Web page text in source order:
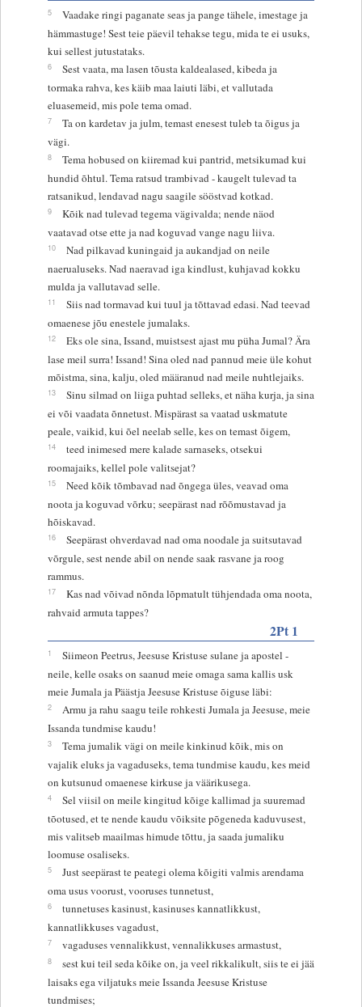
5
Vaadake ringi paganate seas ja pange tähele, imestage ja
hämmastuge! Sest teie päevil tehakse tegu, mida te ei usuks,
kui sellest jutustataks.
6
Sest vaata, ma lasen tõusta kaldealased, kibeda ja
tormaka rahva, kes käib maa laiuti läbi, et vallutada
eluasemeid, mis pole tema omad.
7
Ta on kardetav ja julm, temast enesest tuleb ta õigus ja
vägi.
8
Tema hobused on kiiremad kui pantrid, metsikumad kui
hundid õhtul. Tema ratsud trambivad - kaugelt tulevad ta
ratsanikud, lendavad nagu saagile sööstvad kotkad.
9
Kõik nad tulevad tegema vägivalda; nende näod
vaatavad otse ette ja nad koguvad vange nagu liiva.
10
Nad pilkavad kuningaid ja aukandjad on neile
naerualuseks. Nad naeravad iga kindlust, kuhjavad kokku
mulda ja vallutavad selle.
11
Siis nad tormavad kui tuul ja tõttavad edasi. Nad teevad
omaenese jõu enestele jumalaks.
12
Eks ole sina, Issand, muistsest ajast mu püha Jumal? Ära
lase meil surra! Issand! Sina oled nad pannud meie üle kohut
mõistma, sina, kalju, oled määranud nad meile nuhtlejaiks.
13
Sinu silmad on liiga puhtad selleks, et näha kurja, ja sina
ei või vaadata õnnetust. Mispärast sa vaatad uskmatute
peale, vaikid, kui õel neelab selle, kes on temast õigem,
14
teed inimesed mere kalade sarnaseks, otsekui
roomajaiks, kellel pole valitsejat?
15
Need kõik tõmbavad nad õngega üles, veavad oma
noota ja koguvad võrku; seepärast nad rõõmustavad ja
hõiskavad.
16
Seepärast ohverdavad nad oma noodale ja suitsutavad
võrgule, sest nende abil on nende saak rasvane ja roog
rammus.
17
Kas nad võivad nõnda lõpmatult tühjendada oma noota,
rahvaid armuta tappes?
2Pt 1
1
Siimeon Peetrus, Jeesuse Kristuse sulane ja apostel -
neile, kelle osaks on saanud meie omaga sama kallis usk
meie Jumala ja Päästja Jeesuse Kristuse õiguse läbi:
2
Armu ja rahu saagu teile rohkesti Jumala ja Jeesuse, meie
Issanda tundmise kaudu!
3
Tema jumalik vägi on meile kinkinud kõik, mis on
vajalik eluks ja vagaduseks, tema tundmise kaudu, kes meid
on kutsunud omaenese kirkuse ja väärikusega.
4
Sel viisil on meile kingitud kõige kallimad ja suuremad
tõotused, et te nende kaudu võiksite põgeneda kaduvusest,
mis valitseb maailmas himude tõttu, ja saada jumaliku
loomuse osaliseks.
5
Just seepärast te peategi olema kõigiti valmis arendama
oma usus voorust, vooruses tunnetust,
6
tunnetuses kasinust, kasinuses kannatlikkust,
kannatlikkuses vagadust,
7 vagaduses vennalikkust, vennalikkuses armastust,
8
sest kui teil seda kõike on, ja veel rikkalikult, siis te ei jää
laisaks ega viljatuks meie Issanda Jeesuse Kristuse
tundmises;